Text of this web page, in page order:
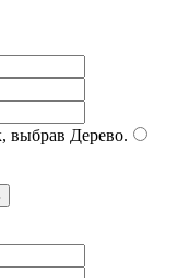
выбрав Дерево.